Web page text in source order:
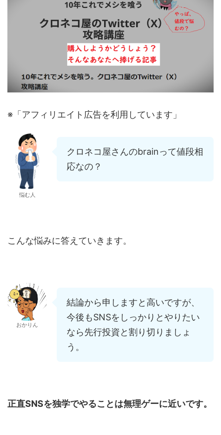
※「アフィリエイト広告を利用しています」
悩む人
クロネコ屋さんのbrainって値段相
応なの？
こんな悩みに答えていきます。
おかりん
結論から申しますと高いですが、
今後もSNSをしっかりとやりたい
なら先行投資と割り切りましょ
う。
正直SNSを独学でやることは無理ゲーに近いです。